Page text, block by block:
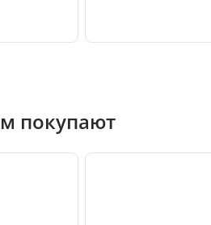
покупают